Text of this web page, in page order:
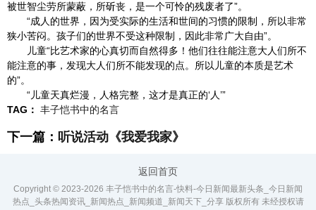
被世智尘劳所蒙蔽，所斫丧，是一个可怜的残废者了”。
“成人的世界，因为受实际的生活和世间的习惯的限制，所以非常
狭小苦闷。孩子们的世界不受这种限制，因此非常广大自由”。
儿童“比艺术家的心真切而自然得多！他们往往能注意大人们所不
能注意的事，发现大人们所不能发现的点。所以儿童的本质是艺术
的”。
“儿童天真烂漫，人格完整，这才是真正的‘人’”
TAG： 丰子恺书中的名言
下一篇： 听说活动《我爱我家》
返回首页
Copyright © 2023-2026 丰子恺书中的名言-快料-今日新闻最新头条_今日新闻
热点_头条热闻资讯_新闻热点_新闻频道_新闻天下_分享 版权所有 未经授权请